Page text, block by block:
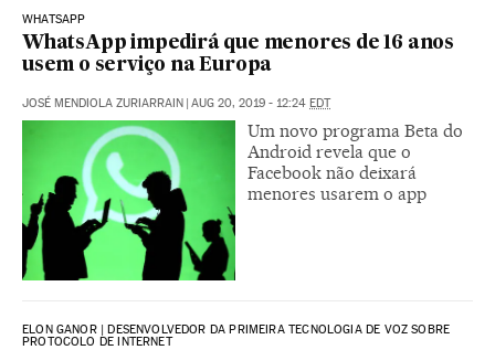
WHATSAPP
WhatsApp impedirá que menores de 16 anos
usem o serviço na Europa
JOSÉ MENDIOLA ZURIARRAIN | AUG 20, 2019 - 12:24 EDT
Um novo programa Beta do
Android revela que o
Facebook não deixará
menores usarem o app
ELON GANOR | DESENVOLVEDOR DA PRIMEIRA TECNOLOGIA DE VOZ SOBRE
PROTOCOLO DE INTERNET